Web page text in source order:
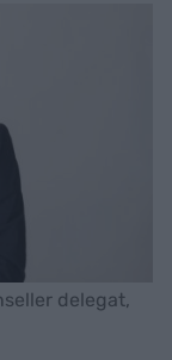
delegat,